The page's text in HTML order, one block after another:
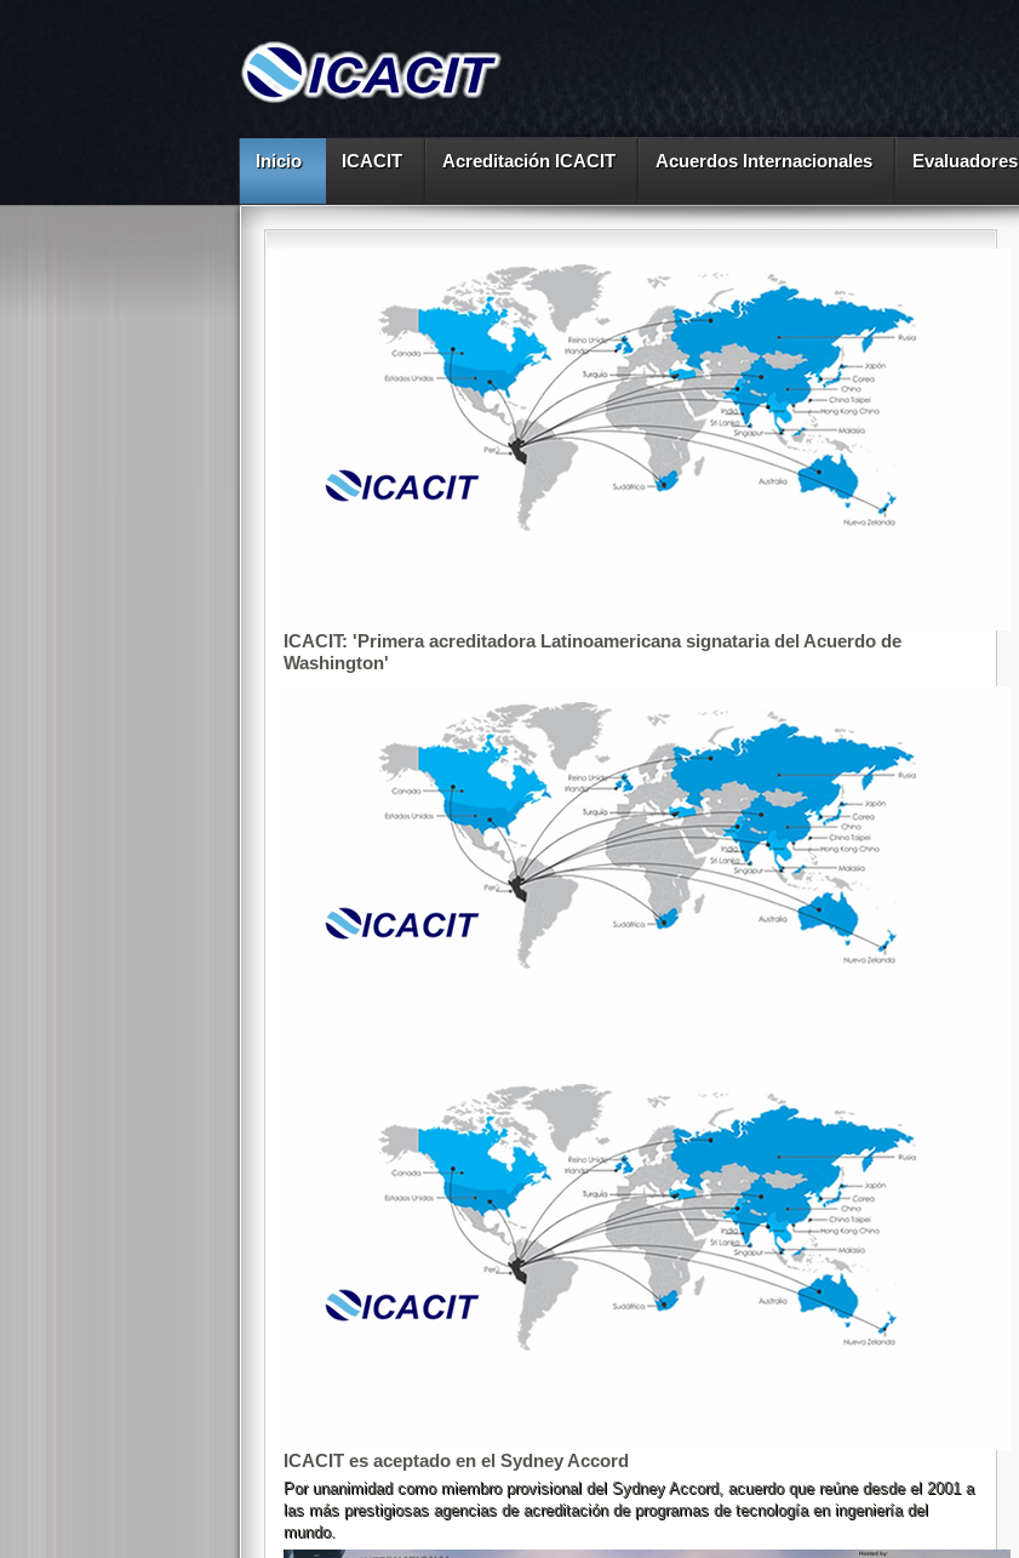
Inicio ICACIT Acreditación ICACIT Acuerdos Internacionales Evaluadores
ICACIT: 'Primera acreditadora Latinoamericana signataria del Acuerdo de
Washington'
ICACIT es aceptado en el Sydney Accord
Por unanimidad como miembro provisional del Sydney Accord, acuerdo que reúne desde el 2001 a
las más prestigiosas agencias de acreditación de programas de tecnología en ingeniería del
mundo.